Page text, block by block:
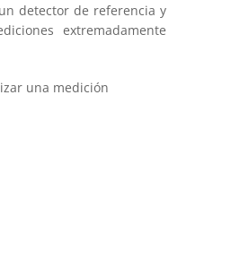
detector de referencia y
extremadamente
una medición